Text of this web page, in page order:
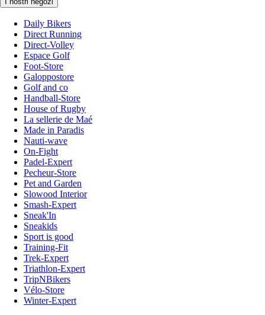
Daily Bikers
Direct Running
Direct-Volley
Espace Golf
Foot-Store
Galoppostore
Golf and co
Handball-Store
House of Rugby
La sellerie de Maé
Made in Paradis
Nauti-wave
On-Fight
Padel-Expert
Pecheur-Store
Pet and Garden
Slowood Interior
Smash-Expert
Sneak'In
Sneakids
Sport is good
Training-Fit
Trek-Expert
Triathlon-Expert
TripNBikers
Vélo-Store
Winter-Expert